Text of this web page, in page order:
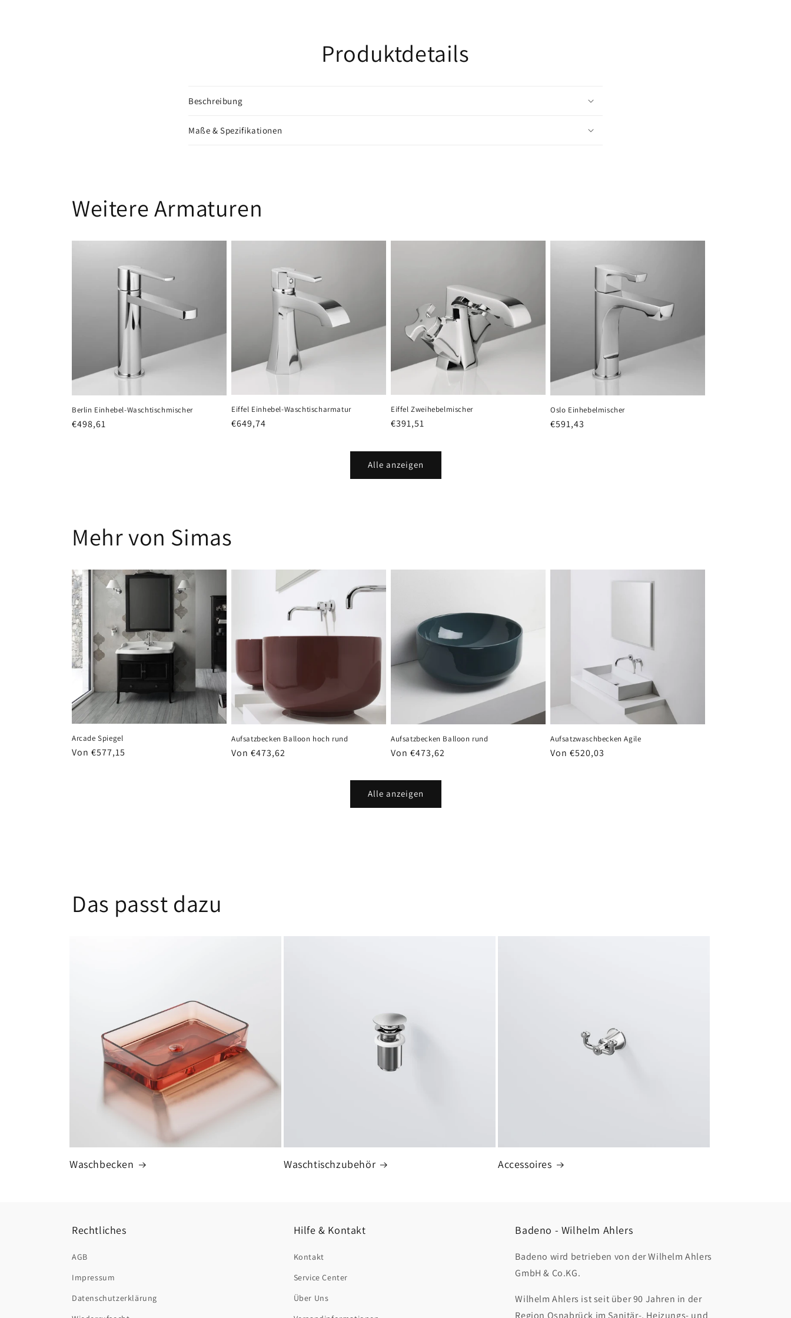
Produktdetails
Beschreibung
Maße & Spezifikationen
Weitere Armaturen
Berlin Einhebel-Waschtischmischer
Normaler
€498,61
Eiffel Einhebel-Waschtischarmatur
Normaler
€649,74
Eiffel Zweihebelmischer
Normaler
€391,51
Oslo Einhebelmischer
Normaler
€591,43
Alle anzeigen
Mehr von Simas
Arcade Spiegel
Normaler
Von €577,15
Aufsatzbecken Balloon hoch rund
Normaler
Von €473,62
Aufsatzbecken Balloon rund
Normaler
Von €473,62
Aufsatzwaschbecken Agile
Normaler
Von €520,03
Alle anzeigen
Das passt dazu
Waschbecken Waschtischzubehör Accessoires
Rechtliches
AGB
Impressum
Datenschutzerklärung
Hilfe & Kontakt
Kontakt
Service Center
Über Uns
Badeno - Wilhelm Ahlers
Badeno wird betrieben von der Wilhelm Ahlers
GmbH & Co.KG.
Wilhelm Ahlers ist seit über 90 Jahren in der